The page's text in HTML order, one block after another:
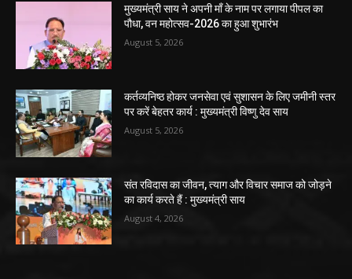
मुख्यमंत्री साय ने अपनी माँ के नाम पर लगाया पीपल का
पौधा, वन महोत्सव-2026 का हुआ शुभारंभ
August 5, 2026
कर्तव्यनिष्ठ होकर जनसेवा एवं सुशासन के लिए जमीनी स्तर
पर करें बेहतर कार्य : मुख्यमंत्री विष्णु देव साय
August 5, 2026
संत रविदास का जीवन, त्याग और विचार समाज को जोड़ने
का कार्य करते हैं : मुख्यमंत्री साय
August 4, 2026